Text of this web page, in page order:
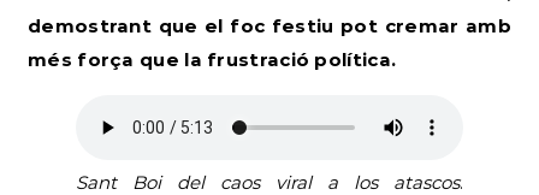
demostrant que el foc festiu pot cremar amb
més força que la frustració política.
Sant Boi del caos viral a los atascos.